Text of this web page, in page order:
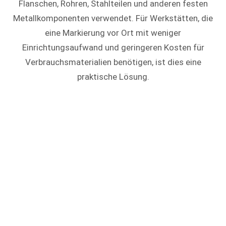
Flanschen, Rohren, Stahlteilen und anderen festen
Metallkomponenten verwendet. Für Werkstätten, die
eine Markierung vor Ort mit weniger
Einrichtungsaufwand und geringeren Kosten für
Verbrauchsmaterialien benötigen, ist dies eine
praktische Lösung.